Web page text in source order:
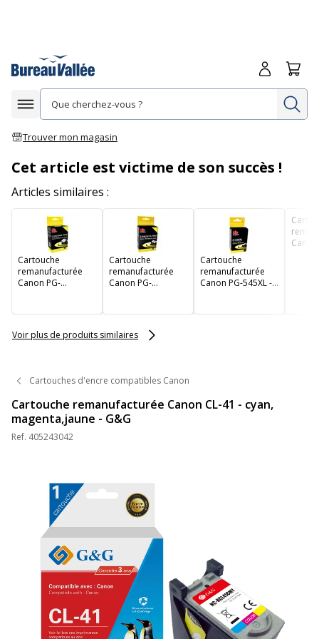
Afficher la navigation
Trouver mon magasin
Me
Cet article est victime de son succès !
Articles similaires :
Cartouche
remanufacturée
Canon PG-
cyan, magenta,
jaune - Uprint
Cartouche
remanufacturée
Canon PG-
cyan, magenta,
jaune - Uprint
Cartouche
remanufacturée
Canon PG-545XL -
Canon
Voir plus de produits similaires
Cartouches d'encre compatibles Canon
Cartouche remanufacturée Canon CL-41 - cyan,
magenta,jaune - G&G
Ref. 405243042